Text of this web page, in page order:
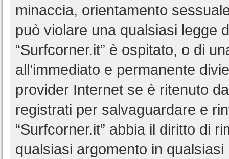
minaccia, orientamento
può violare una qualsiasi legge
“Surfcorner.it” è ospitato, o di
all’immediato e permanente
provider Internet se è ritenuto
registrati per salvaguardare e
“Surfcorner.it” abbia il diritto di
qualsiasi argomento in